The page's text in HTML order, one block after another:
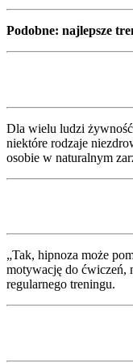
Podobne: najlepsze
Dla wielu ludzi
niektóre rodzaje
osobie w naturalnym
„Tak, hipnoza może
motywację do ćwiczeń,
regularnego treningu.